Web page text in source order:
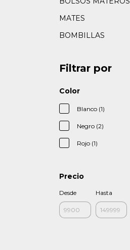
MATES
BOMBILLAS
Filtrar por
Color
Blanco (1)
Negro (2)
Rojo (1)
Precio
Desde Hasta